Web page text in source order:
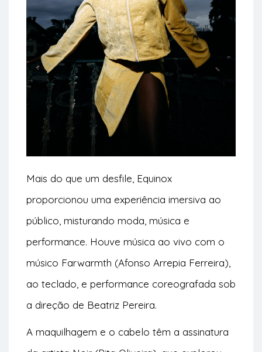
Mais do que um desfile, Equinox
proporcionou uma experiência imersiva ao
público, misturando moda, música e
performance. Houve música ao vivo com o
músico Farwarmth (Afonso Arrepia Ferreira),
ao teclado, e performance coreografada sob
a direção de Beatriz Pereira.
A maquilhagem e o cabelo têm a assinatura